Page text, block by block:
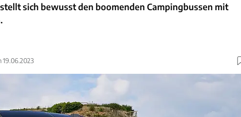
sich bewusst den boomenden Campingbussen mit